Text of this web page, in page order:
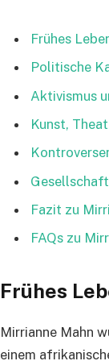
Frühes
Politische
Aktivismus
Kunst,
Fazit zu
FAQs zu
Frühes
Mirrianne Mahn
einem